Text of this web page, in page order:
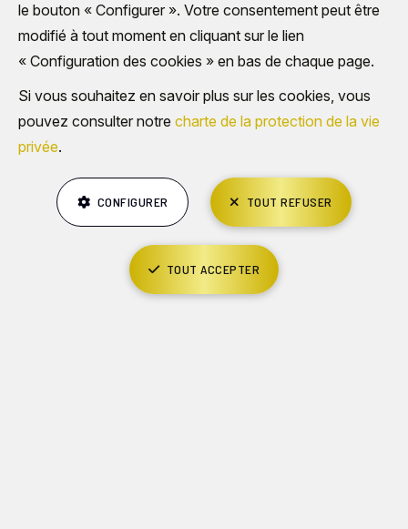
le bouton « Configurer ». Votre consentement peut être
modifié à tout moment en cliquant sur le lien
« Configuration des cookies » en bas de chaque page.
Si vous souhaitez en savoir plus sur les cookies, vous
pouvez consulter notre charte de la protection de la vie
privée.
CONFIGURER TOUT REFUSER
TOUT ACCEPTER